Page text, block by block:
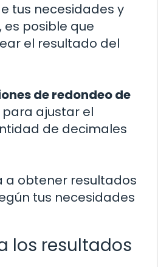
tus necesidades y
posible que
el resultado del
de redondeo de
para ajustar el
de decimales
a obtener resultados
tus necesidades
los resultados